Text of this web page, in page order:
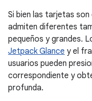
Si bien las tarjetas
admiten diferentes
pequeños y grandes.
Jetpack Glance y el
usuarios pueden
correspondiente y
profunda.